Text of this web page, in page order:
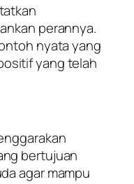
perannya.
nyata yang
yang telah
bertujuan
agar mampu